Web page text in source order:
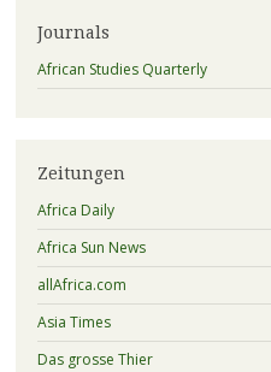
Journals
African Studies Quarterly
Zeitungen
Africa Daily
Africa Sun News
allAfrica.com
Asia Times
Das grosse Thier